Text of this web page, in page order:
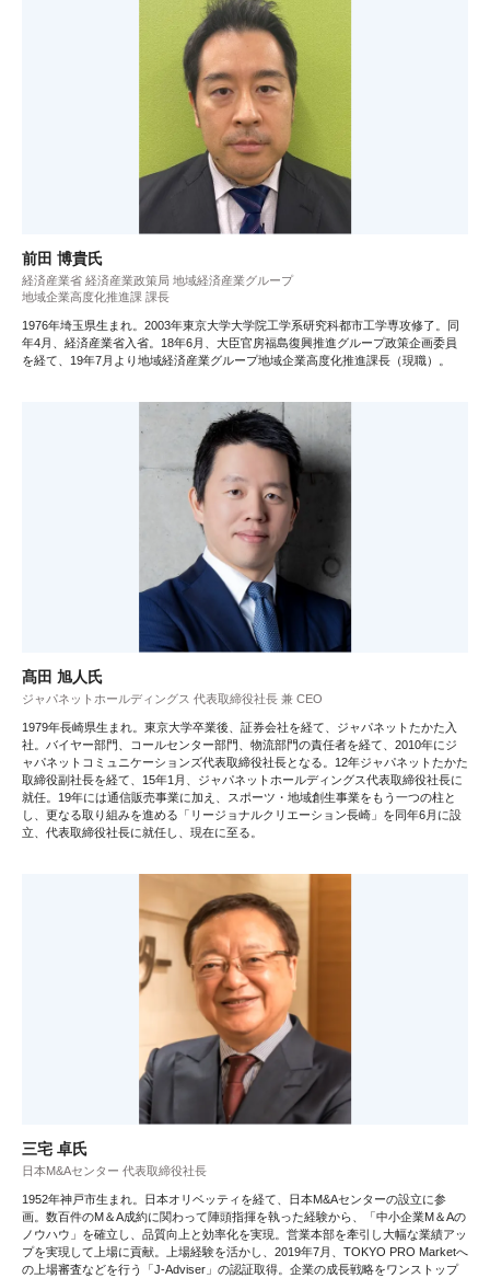
前田 博貴氏
経済産業省 経済産業政策局 地域経済産業グループ
地域企業高度化推進課 課長
1976年埼玉県生まれ。2003年東京大学大学院工学系研究科都市工学専攻修了。同
年4月、経済産業省入省。18年6月、大臣官房福島復興推進グループ政策企画委員
を経て、19年7月より地域経済産業グループ地域企業高度化推進課長（現職）。
髙田 旭人氏
ジャパネットホールディングス 代表取締役社長 兼 CEO
1979年長崎県生まれ。東京大学卒業後、証券会社を経て、ジャパネットたかた入
社。バイヤー部門、コールセンター部門、物流部門の責任者を経て、2010年にジ
ャパネットコミュニケーションズ代表取締役社長となる。12年ジャパネットたかた
取締役副社長を経て、15年1月、ジャパネットホールディングス代表取締役社長に
就任。19年には通信販売事業に加え、スポーツ・地域創生事業をもう一つの柱と
し、更なる取り組みを進める「リージョナルクリエーション長崎」を同年6月に設
立、代表取締役社長に就任し、現在に至る。
三宅 卓氏
日本M&Aセンター 代表取締役社長
1952年神戸市生まれ。日本オリベッティを経て、日本M&Aセンターの設立に参
画。数百件のM＆A成約に関わって陣頭指揮を執った経験から、「中小企業M＆Aの
ノウハウ」を確立し、品質向上と効率化を実現。営業本部を牽引し大幅な業績アッ
プを実現して上場に貢献。上場経験を活かし、2019年7月、TOKYO PRO Marketへ
の上場審査などを行う「J-Adviser」の認証取得。企業の成長戦略をワンストップ